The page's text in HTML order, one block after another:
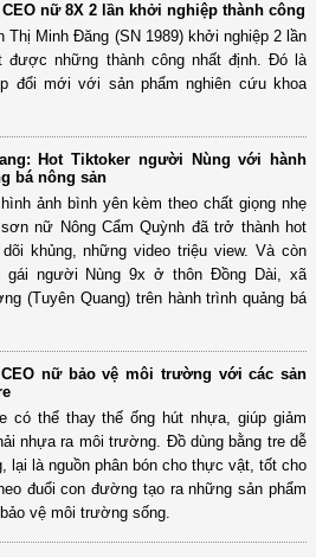
nữ 8X 2 lần khởi nghiệp thành công
Thị Minh Đăng (SN 1989) khởi nghiệp 2 lần
được những thành công nhất định. Đó là
đổi mới với sản phẩm nghiên cứu khoa
Hot Tiktoker người Nùng với hành
bá nông sản
ảnh bình yên kèm theo chất giọng nhẹ
nữ Nông Cẩm Quỳnh đã trở thành hot
khủng, những video triệu view. Và còn
người Nùng 9x ở thôn Đồng Dài, xã
(Tuyên Quang) trên hành trình quảng bá
CEO nữ bảo vệ môi trường với các sản
có thể thay thế ống hút nhựa, giúp giảm
nhựa ra môi trường. Đồ dùng bằng tre dễ
lại là nguồn phân bón cho thực vật, tốt cho
đuổi con đường tạo ra những sản phẩm
vệ môi trường sống.